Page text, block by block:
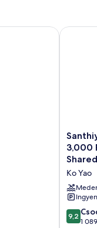
Santhiya
Koh
Yao
Yai
Resort
&
Spa
-
Up
3,000
Ko Yao
9.2
9,2
1